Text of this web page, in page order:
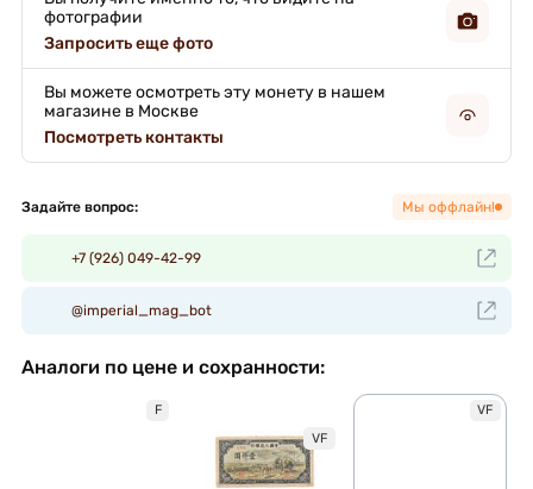
фотографии
Запросить еще фото
Вы можете осмотреть эту монету в нашем
магазине в Москве
Посмотреть контакты
Задайте вопрос: Мы оффлайн!
+7 (926) 049-42-99
@imperial_mag_bot
Аналоги по цене и сохранности:
F
VF
VF